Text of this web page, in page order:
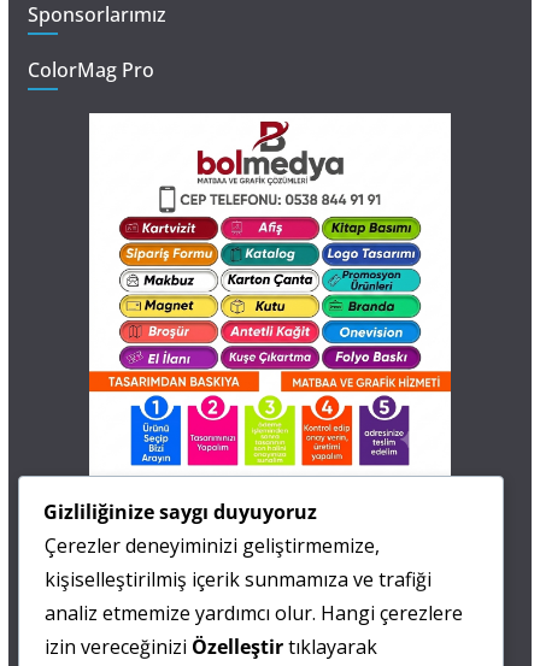
Sponsorlarımız
ColorMag Pro
0 505 677 40 87
Fatma MARMARA
0 538 844 90 90
Gizliliğinize saygı duyuyoruz
Çerezler deneyiminizi geliştirmemize,
kişiselleştirilmiş içerik sunmamıza ve trafiği
analiz etmemize yardımcı olur. Hangi çerezlere
izin vereceğinizi Özelleştirtıklayarak